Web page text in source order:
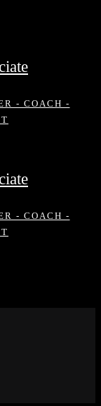
- COACH -
- COACH -